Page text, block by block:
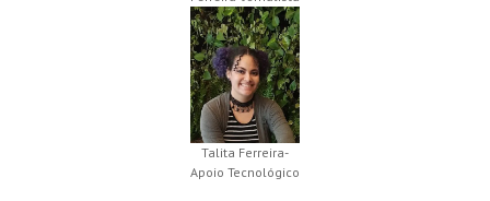
Talita Ferreira-
Apoio Tecnológico